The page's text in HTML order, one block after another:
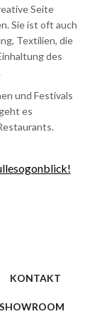
Seite
Sie ist oft auch
Textilien, die
des
und Festivals
es
KONTAKT